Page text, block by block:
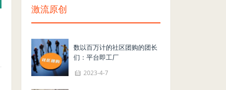
激流原创
数以百万计的社区团购的团长
们：平台即工厂
2023-4-7